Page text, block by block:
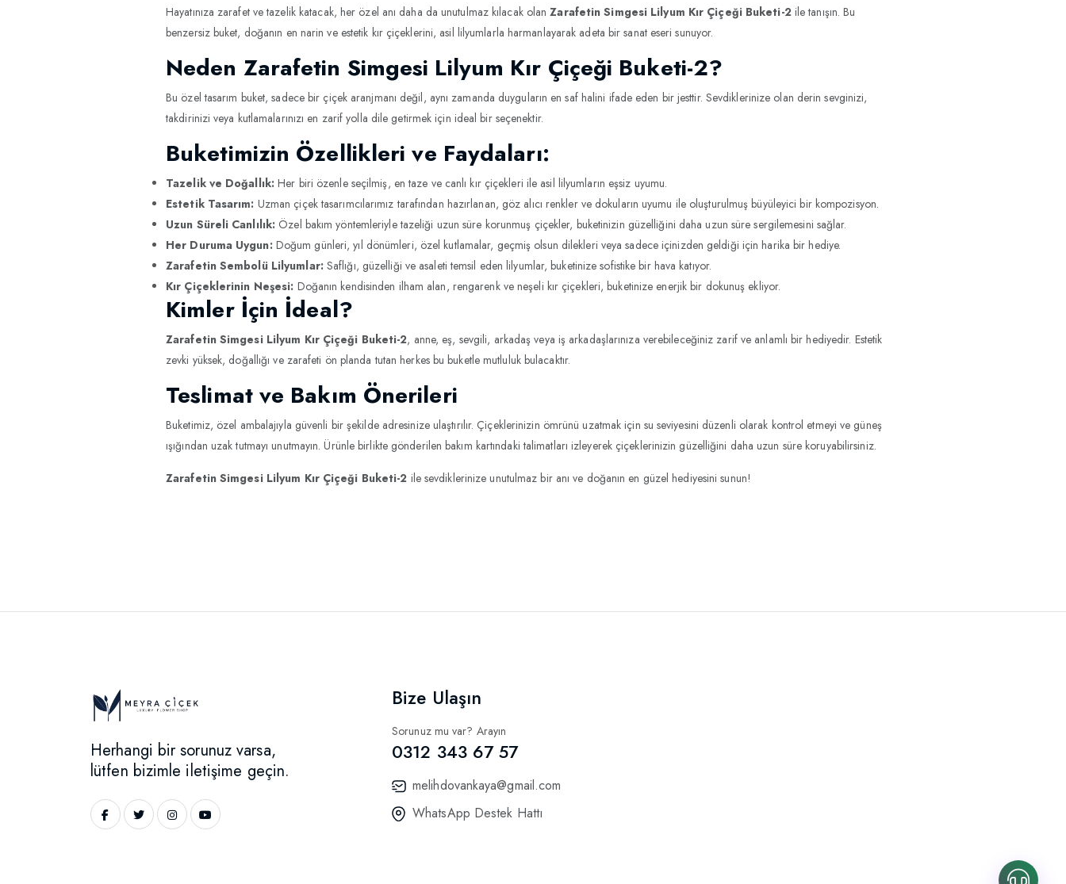
Hayatınıza zarafet ve tazelik katacak, her özel anı daha da unutulmaz kılacak olanZarafetin Simgesi Lilyum Kır Çiçeği Buketi-2ile tanışın. Bu
benzersiz buket, doğanın en narin ve estetik kır çiçeklerini, asil lilyumlarla harmanlayarak adeta bir sanat eseri sunuyor.
Neden Zarafetin Simgesi Lilyum Kır Çiçeği Buketi-2?
Bu özel tasarım buket, sadece bir çiçek aranjmanı değil, aynı zamanda duyguların en saf halini ifade eden bir jesttir. Sevdiklerinize olan derin sevginizi,
takdirinizi veya kutlamalarınızı en zarif yolla dile getirmek için ideal bir seçenektir.
Buketimizin Özellikleri ve Faydaları:
Tazelik ve Doğallık: Her biri özenle seçilmiş, en taze ve canlı kır çiçekleri ile asil lilyumların eşsiz uyumu.
Estetik Tasarım: Uzman çiçek tasarımcılarımız tarafından hazırlanan, göz alıcı renkler ve dokuların uyumu ile oluşturulmuş büyüleyici bir kompozisyon.
Uzun Süreli Canlılık: Özel bakım yöntemleriyle tazeliği uzun süre korunmuş çiçekler, buketinizin güzelliğini daha uzun süre sergilemesini sağlar.
Her Duruma Uygun: Doğum günleri, yıl dönümleri, özel kutlamalar, geçmiş olsun dilekleri veya sadece içinizden geldiği için harika bir hediye.
Zarafetin Sembolü Lilyumlar: Saflığı, güzelliği ve asaleti temsil eden lilyumlar, buketinize sofistike bir hava katıyor.
Kır Çiçeklerinin Neşesi: Doğanın kendisinden ilham alan, rengarenk ve neşeli kır çiçekleri, buketinize enerjik bir dokunuş ekliyor.
Kimler İçin İdeal?
Zarafetin Simgesi Lilyum Kır Çiçeği Buketi-2, anne, eş, sevgili, arkadaş veya iş arkadaşlarınıza verebileceğiniz zarif ve anlamlı bir hediyedir. Estetik
zevki yüksek, doğallığı ve zarafeti ön planda tutan herkes bu buketle mutluluk bulacaktır.
Teslimat ve Bakım Önerileri
Buketimiz, özel ambalajıyla güvenli bir şekilde adresinize ulaştırılır. Çiçeklerinizin ömrünü uzatmak için su seviyesini düzenli olarak kontrol etmeyi ve güneş
ışığından uzak tutmayı unutmayın. Ürünle birlikte gönderilen bakım kartındaki talimatları izleyerek çiçeklerinizin güzelliğini daha uzun süre koruyabilirsiniz.
Zarafetin Simgesi Lilyum Kır Çiçeği Buketi-2 ile sevdiklerinize unutulmaz bir anı ve doğanın en güzel hediyesini sunun!
Herhangi bir sorunuz varsa,
lütfen bizimle iletişime geçin.
Bize Ulaşın
Sorunuz mu var? Arayın
0312 343 67 57
melihdovankaya@gmail.com
WhatsApp Destek Hattı